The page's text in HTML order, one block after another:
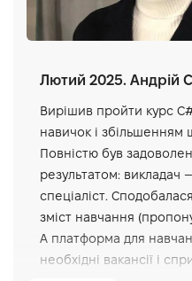
Лютий 2025. Андрій
Вирішив пройти курс
навичок і збільшенням
Повністю був
результатом:
спеціаліст.
зміст навчання
А платформа для
необхідні вакансії і